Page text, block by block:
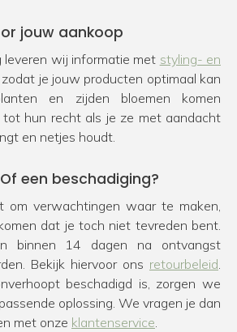
jouw aankoop
leveren wij informatie met styling- en
zodat je jouw producten optimaal kan
en zijden bloemen komen
hun recht als je ze met aandacht
en netjes houdt.
een beschadiging?
om verwachtingen waar te maken,
dat je toch niet tevreden bent.
binnen 14 dagen na ontvangst
Bekijk hiervoor ons retourbeleid.
beschadigd is, zorgen we
oplossing. We vragen je dan
met onze klantenservice.